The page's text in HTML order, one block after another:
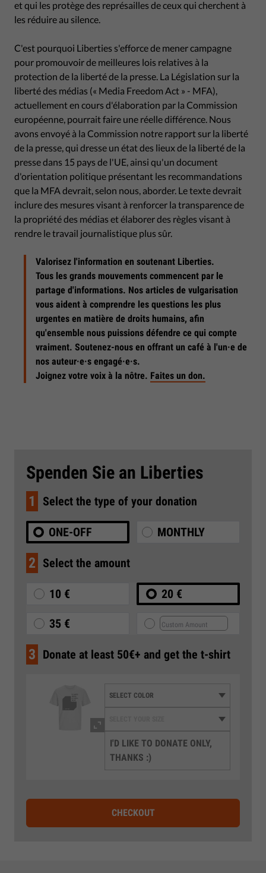
et qui les protège des représailles de ceux qui cherchent à
les réduire au silence.
C'est pourquoi Liberties s'efforce de mener campagne
pour promouvoir de meilleures lois relatives à la
protection de la liberté de la presse. La Législation sur la
liberté des médias (« Media Freedom Act » - MFA),
actuellement en cours d'élaboration par la Commission
européenne, pourrait faire une réelle différence. Nous
avons envoyé à la Commission notre rapport sur la liberté
de la presse, qui dresse un état des lieux de la liberté de la
presse dans 15 pays de l'UE, ainsi qu'un document
d'orientation politique présentant les recommandations
que la MFA devrait, selon nous, aborder. Le texte devrait
inclure des mesures visant à renforcer la transparence de
la propriété des médias et élaborer des règles visant à
rendre le travail journalistique plus sûr.
Valorisez l'information en soutenant Liberties.
Tous les grands mouvements commencent par le
partage d'informations. Nos articles de vulgarisation
vous aident à comprendre les questions les plus
urgentes en matière de droits humains, afin
qu'ensemble nous puissions défendre ce qui compte
vraiment. Soutenez-nous en offrant un café à l'un·e de
nos auteur·e·s engagé·e·s.
Joignez votre voix à la nôtre. Faites un don.
Spenden Sie an Liberties
1 Select the type of your donation
ONE-OFF MONTHLY
2 Select the amount
10 € 20 €
35 €
3 Donate at least 50€+ and get the t-shirt
I'D LIKE TO DONATE ONLY,
THANKS :)
CHECKOUT